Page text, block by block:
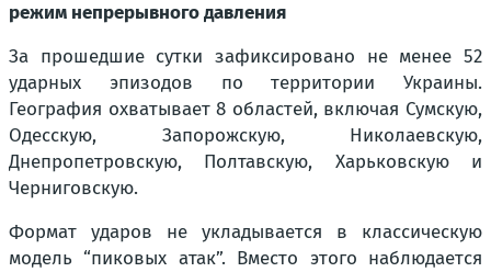
режим непрерывного давления
За прошедшие сутки зафиксировано не менее 52
ударных эпизодов по территории Украины.
География охватывает 8 областей, включая Сумскую,
Одесскую, Запорожскую, Николаевскую,
Днепропетровскую, Полтавскую, Харьковскую и
Черниговскую.
Формат ударов не укладывается в классическую
модель “пиковых атак”. Вместо этого наблюдается